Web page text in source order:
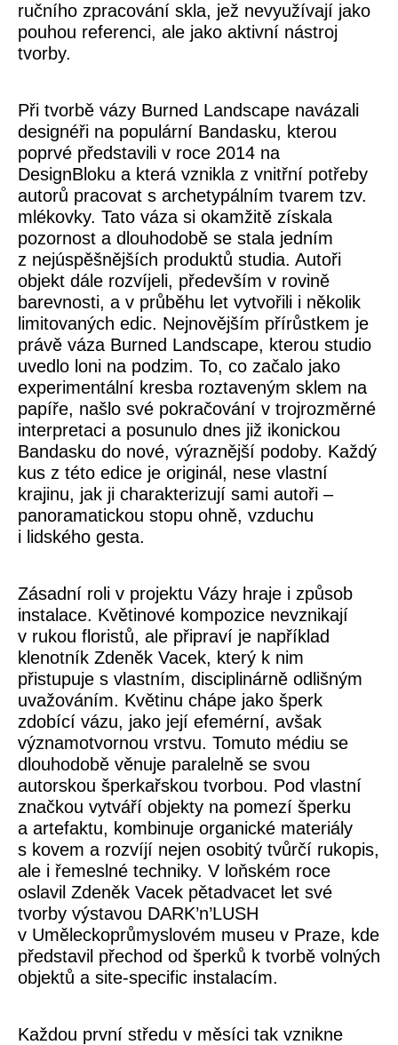
ručního zpracování skla, jež nevyužívají jako
pouhou referenci, ale jako aktivní nástroj
tvorby.
Při tvorbě vázy Burned Landscape navázali
designéři na populární Bandasku, kterou
poprvé představili v roce 2014 na
DesignBloku a která vznikla z vnitřní potřeby
autorů pracovat s archetypálním tvarem tzv.
mlékovky. Tato váza si okamžitě získala
pozornost a dlouhodobě se stala jedním
z nejúspěšnějších produktů studia. Autoři
objekt dále rozvíjeli, především v rovině
barevnosti, a v průběhu let vytvořili i několik
limitovaných edic. Nejnovějším přírůstkem je
právě váza Burned Landscape, kterou studio
uvedlo loni na podzim. To, co začalo jako
experimentální kresba roztaveným sklem na
papíře, našlo své pokračování v trojrozměrné
interpretaci a posunulo dnes již ikonickou
Bandasku do nové, výraznější podoby. Každý
kus z této edice je originál, nese vlastní
krajinu, jak ji charakterizují sami autoři –
panoramatickou stopu ohně, vzduchu
i lidského gesta.
Zásadní roli v projektu Vázy hraje i způsob
instalace. Květinové kompozice nevznikají
v rukou floristů, ale připraví je například
klenotník Zdeněk Vacek, který k nim
přistupuje s vlastním, disciplinárně odlišným
uvažováním. Květinu chápe jako šperk
zdobící vázu, jako její efemérní, avšak
významotvornou vrstvu. Tomuto médiu se
dlouhodobě věnuje paralelně se svou
autorskou šperkařskou tvorbou. Pod vlastní
značkou vytváří objekty na pomezí šperku
a artefaktu, kombinuje organické materiály
s kovem a rozvíjí nejen osobitý tvůrčí rukopis,
ale i řemeslné techniky. V loňském roce
oslavil Zdeněk Vacek pětadvacet let své
tvorby výstavou DARK’n’LUSH
v Uměleckoprůmyslovém museu v Praze, kde
představil přechod od šperků k tvorbě volných
objektů a site-specific instalacím.
Každou první středu v měsíci tak vznikne